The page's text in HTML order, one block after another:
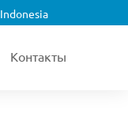
Indonesia
Контакты